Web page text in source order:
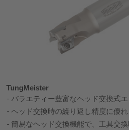
TungMeister
バラエティー豊富なヘッド交換式
ヘッド交換時の繰り返し精度に優れ
簡易なヘッド交換機能で、工具交